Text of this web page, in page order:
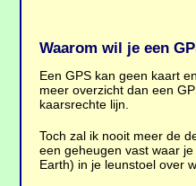
Waarom wil je een
Een GPS kan geen kaart
meer overzicht dan een
kaarsrechte lijn.
Toch zal ik nooit meer de
een geheugen vast waar
Earth) in je leunstoel over